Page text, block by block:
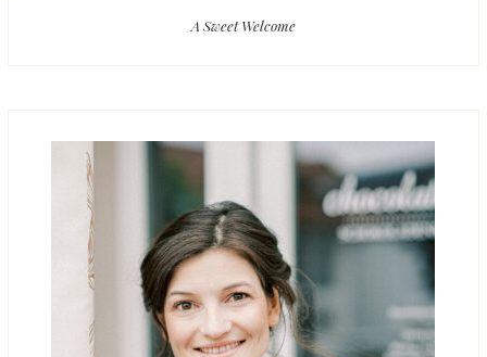
A Sweet Welcome